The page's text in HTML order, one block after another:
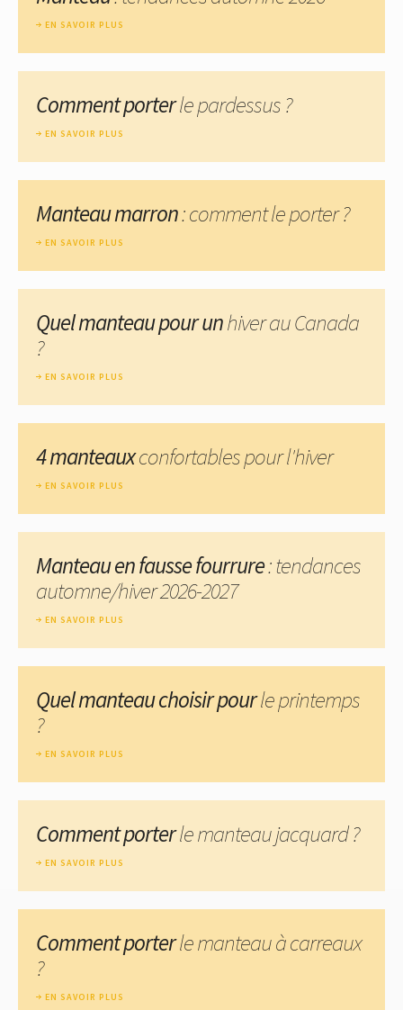
EN SAVOIR PLUS
Comment porterle pardessus ?
EN SAVOIR PLUS
Manteau marron: comment le porter ?
EN SAVOIR PLUS
Quel manteau pour unhiver au Canada
?
EN SAVOIR PLUS
4 manteauxconfortables pour l'hiver
EN SAVOIR PLUS
Manteau en fausse fourrure: tendances
automne/hiver 2026-2027
EN SAVOIR PLUS
Quel manteau choisir pourle printemps
?
EN SAVOIR PLUS
Comment porterle manteau jacquard ?
EN SAVOIR PLUS
Comment porterle manteau à carreaux
?
EN SAVOIR PLUS